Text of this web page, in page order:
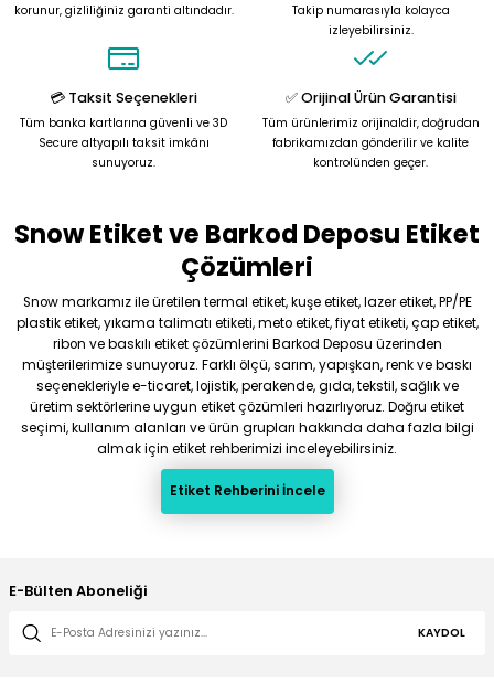
Ürün bilgilerinde hatalar bulunuyor.
Ürün fiyatı diğer sitelerden daha pahalı.
Gönder
korunur, gizliliğiniz garanti altındadır.
Takip numarasıyla kolayca
izleyebilirsiniz.
💳 Taksit Seçenekleri
Tüm banka kartlarına güvenli ve 3D
Secure altyapılı taksit imkânı
sunuyoruz.
✅ Orijinal Ürün Garantisi
Tüm ürünlerimiz orijinaldir, doğrudan
fabrikamızdan gönderilir ve kalite
kontrolünden geçer.
Snow Etiket ve Barkod Deposu Etiket
Çözümleri
Snow markamız ile üretilen termal etiket, kuşe etiket, lazer etiket, PP/PE
plastik etiket, yıkama talimatı etiketi, meto etiket, fiyat etiketi, çap etiket,
ribon ve baskılı etiket çözümlerini Barkod Deposu üzerinden
müşterilerimize sunuyoruz. Farklı ölçü, sarım, yapışkan, renk ve baskı
seçenekleriyle e-ticaret, lojistik, perakende, gıda, tekstil, sağlık ve
üretim sektörlerine uygun etiket çözümleri hazırlıyoruz. Doğru etiket
seçimi, kullanım alanları ve ürün grupları hakkında daha fazla bilgi
almak için etiket rehberimizi inceleyebilirsiniz.
Etiket Rehberini İncele
E-Bülten Aboneliği
KAYDOL